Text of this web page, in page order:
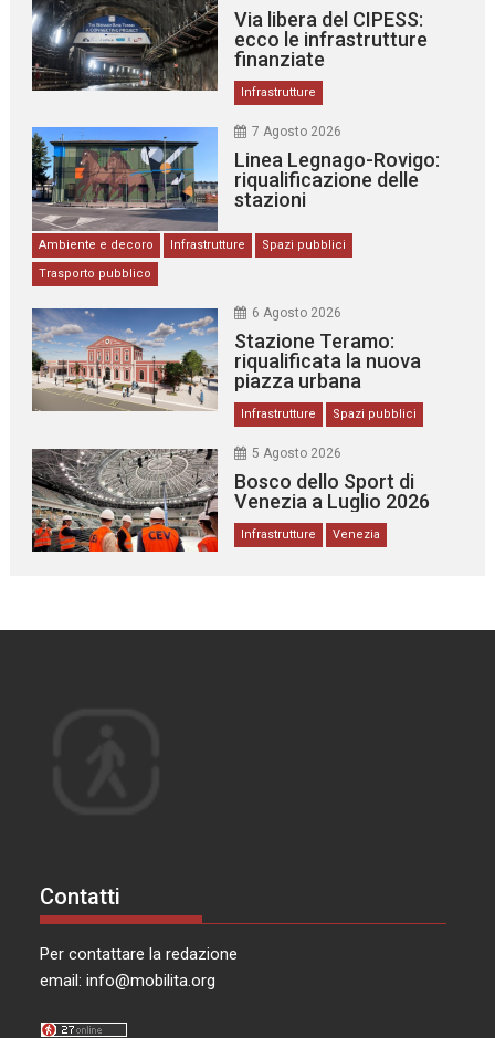
Via libera del CIPESS:
ecco le infrastrutture
finanziate
Infrastrutture
7 Agosto 2026
Linea Legnago-Rovigo:
riqualificazione delle
stazioni
Ambiente e decoro Infrastrutture
Spazi pubblici
Trasporto pubblico
6 Agosto 2026
Stazione Teramo:
riqualificata la nuova
piazza urbana
Infrastrutture Spazi pubblici
5 Agosto 2026
Bosco dello Sport di
Venezia a Luglio 2026
Infrastrutture Venezia
Contatti
Per contattare la redazione
email:info@mobilita.org